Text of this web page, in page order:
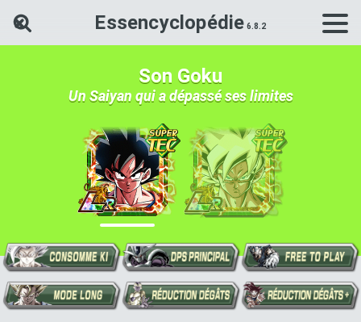
Essencyclopédie
Rechercher une carte Dokkan
Son Goku
Un Saiyan qui a dépassé ses limites